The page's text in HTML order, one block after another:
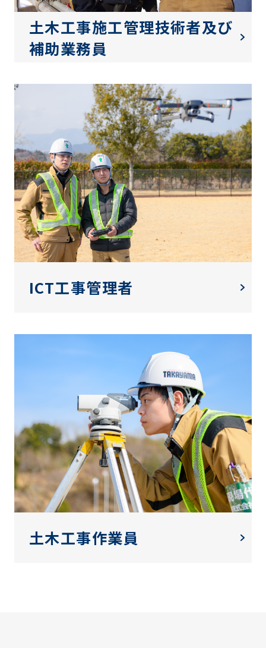
土木工事施工管理技術者及び
補助業務員
ICT工事管理者
土木工事作業員